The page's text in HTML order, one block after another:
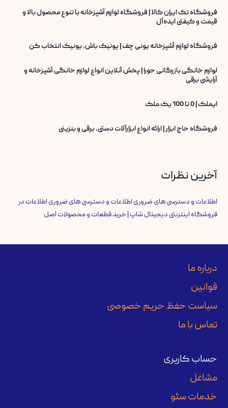
فروشگاه تک ایران کالا | فروشگاه لوازم آشپزخانه با تنوع محصول بالا و
قیمت و کیفتی ایده‌آل
فروشگاه لوازم آشپزخانه یونی چف | یونیک باش، یونیک انتخاب کن
لوازم خانگی بازرگانی حورا | پخش آنلاین انواع لوازم خانگی آشپزخانه و
آرایشی برقی
ایملک | 0 تا 100 یک ملک
فروشگاه حاج ابزار | ارائه انواع ابزارآلات دستی، برقی و بنزینی
آخرین نظرات
اطلاعات و دسترسی های ضروری اطلاعات و دسترسی های ضروری اطلاعات در
فروشگاه اینترنتی دیجیتال شاپ | خرید قطعات و محصولات اصل
درباره ما
قوانین
سیاست حفظ حریم خصوصی
تماس با ما
حساب کاربری
مشاغل
خدمات سئو